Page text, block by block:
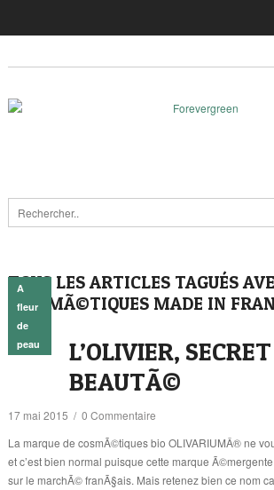
TOUS LES ARTICLES TAGUÉS
"COSMÃ©TIQUES MADE IN
A
fleur
de
peau
L’OLIVIER,
BEAUTÃ©
17 mai 2015 / 0 Commentaire
La marque de cosmÃ©tiques bio OLIVARIUMÂ® ne
et c’est bien normal puisque cette marque
sur le marchÃ© franÃ§ais. Mais retenez bien ce nom